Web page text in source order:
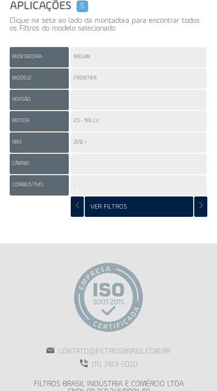
APLICAÇÕES
5
Clique na seta ao lado da montadora para encontrar todos
os Filtros do modelo selecionado
MONTADORA
MODELO
VERSÃO
MOTOR
ANO
CÂMBIO
COMBUSTÍVEL
NISSAN
FRONTIER
2.5 - 190 CV
2012 >
-
VER FILTROS
CONTATO@FILTROSBRASIL.COM.BR
(11) 3183-5020
FILTROS BRASIL INDÚSTRIA E COMÉRCIO LTDA